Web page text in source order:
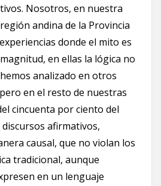
Nosotros, en nuestra
andina de la Provincia
donde el mito es
en ellas la lógica no
analizado en otros
en el resto de nuestras
cincuenta por ciento del
afirmativos,
causal, que no violan los
tradicional, aunque
en un lenguaje